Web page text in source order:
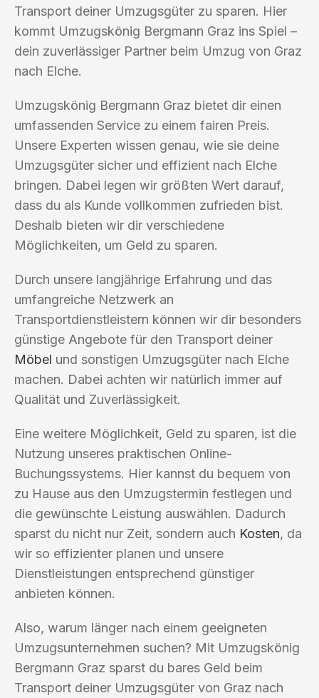
Transport deiner Umzugsgüter zu sparen. Hier
kommt Umzugskönig Bergmann Graz ins Spiel –
dein zuverlässiger Partner beim Umzug von Graz
nach Elche.
Umzugskönig Bergmann Graz bietet dir einen
umfassenden Service zu einem fairen Preis.
Unsere Experten wissen genau, wie sie deine
Umzugsgüter sicher und effizient nach Elche
bringen. Dabei legen wir größten Wert darauf,
dass du als Kunde vollkommen zufrieden bist.
Deshalb bieten wir dir verschiedene
Möglichkeiten, um Geld zu sparen.
Durch unsere langjährige Erfahrung und das
umfangreiche Netzwerk an
Transportdienstleistern können wir dir besonders
günstige Angebote für den Transport deiner
Möbel und sonstigen Umzugsgüter nach Elche
machen. Dabei achten wir natürlich immer auf
Qualität und Zuverlässigkeit.
Eine weitere Möglichkeit, Geld zu sparen, ist die
Nutzung unseres praktischen Online-
Buchungssystems. Hier kannst du bequem von
zu Hause aus den Umzugstermin festlegen und
die gewünschte Leistung auswählen. Dadurch
sparst du nicht nur Zeit, sondern auch Kosten, da
wir so effizienter planen und unsere
Dienstleistungen entsprechend günstiger
anbieten können.
Also, warum länger nach einem geeigneten
Umzugsunternehmen suchen? Mit Umzugskönig
Bergmann Graz sparst du bares Geld beim
Transport deiner Umzugsgüter von Graz nach